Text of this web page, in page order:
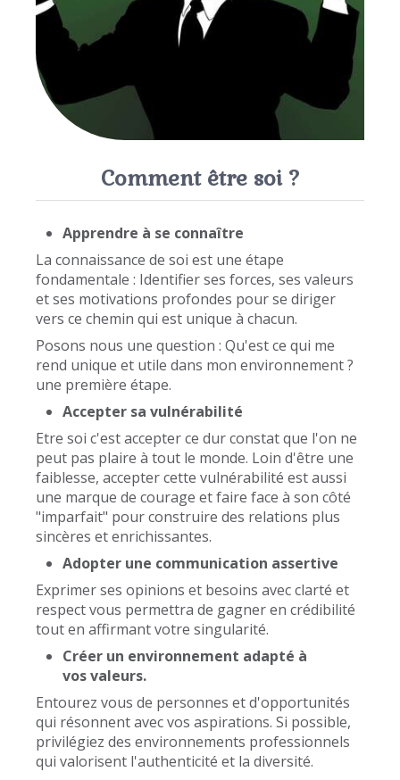
Comment être soi ?
Apprendre à se connaître
La connaissance de soi est une étape
fondamentale : Identifier ses forces, ses valeurs
et ses motivations profondes pour se diriger
vers ce chemin qui est unique à chacun.
Posons nous une question : Qu'est ce qui me
rend unique et utile dans mon environnement ?
une première étape.
Accepter sa vulnérabilité
Etre soi c'est accepter ce dur constat que l'on ne
peut pas plaire à tout le monde. Loin d'être une
faiblesse, accepter cette vulnérabilité est aussi
une marque de courage et faire face à son côté
"imparfait" pour construire des relations plus
sincères et enrichissantes.
Adopter une communication assertive
Exprimer ses opinions et besoins avec clarté et
respect vous permettra de gagner en crédibilité
tout en affirmant votre singularité.
Créer un environnement adapté à
vos valeurs.
Entourez vous de personnes et d'opportunités
qui résonnent avec vos aspirations. Si possible,
privilégiez des environnements professionnels
qui valorisent l'authenticité et la diversité.